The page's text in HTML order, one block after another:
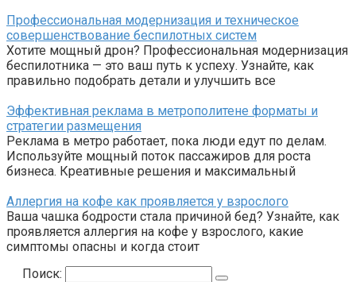
Профессиональная модернизация и техническое
совершенствование беспилотных систем
Хотите мощный дрон? Профессиональная модернизация
беспилотника — это ваш путь к успеху. Узнайте, как
правильно подобрать детали и улучшить все
Эффективная реклама в метрополитене форматы и
стратегии размещения
Реклама в метро работает, пока люди едут по делам.
Используйте мощный поток пассажиров для роста
бизнеса. Креативные решения и максимальный
Аллергия на кофе как проявляется у взрослого
Ваша чашка бодрости стала причиной бед? Узнайте, как
проявляется аллергия на кофе у взрослого, какие
симптомы опасны и когда стоит
Поиск: